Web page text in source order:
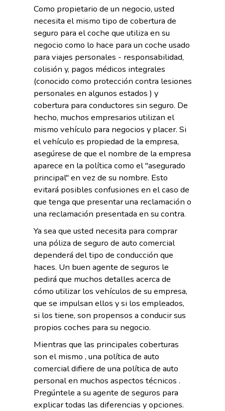
Como propietario de un negocio, usted
necesita el mismo tipo de cobertura de
seguro para el coche que utiliza en su
negocio como lo hace para un coche usado
para viajes personales - responsabilidad,
colisión y, pagos médicos integrales
(conocido como protección contra lesiones
personales en algunos estados ) y
cobertura para conductores sin seguro. De
hecho, muchos empresarios utilizan el
mismo vehículo para negocios y placer. Si
el vehículo es propiedad de la empresa,
asegúrese de que el nombre de la empresa
aparece en la política como el "asegurado
principal" en vez de su nombre. Esto
evitará posibles confusiones en el caso de
que tenga que presentar una reclamación o
una reclamación presentada en su contra.
Ya sea que usted necesita para comprar
una póliza de seguro de auto comercial
dependerá del tipo de conducción que
haces. Un buen agente de seguros le
pedirá que muchos detalles acerca de
cómo utilizar los vehículos de su empresa,
que se impulsan ellos y si los empleados,
si los tiene, son propensos a conducir sus
propios coches para su negocio.
Mientras que las principales coberturas
son el mismo , una política de auto
comercial difiere de una política de auto
personal en muchos aspectos técnicos .
Pregúntele a su agente de seguros para
explicar todas las diferencias y opciones.